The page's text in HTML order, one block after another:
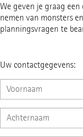
We geven je graag
nemen van monsters
planningsvragen te
Uw contactgegevens: